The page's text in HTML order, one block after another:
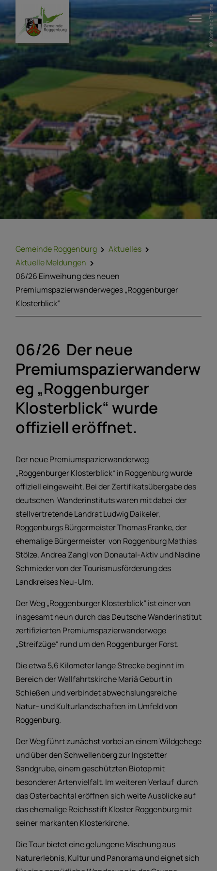
Karlheinz Thoma
Gemeinde Roggenburg
Aktuelles
Aktuelle Meldungen
06/26 Einweihung des neuen
Premiumspazierwanderweges „Roggenburger
Klosterblick“
06/26 Der neue
Premiumspazierwanderw
eg „Roggenburger
Klosterblick“ wurde
offiziell eröffnet.
Der neue Premiumspazierwanderweg
„Roggenburger Klosterblick“ in Roggenburg wurde
offiziell eingeweiht. Bei der Zertifikatsübergabe des
deutschen Wanderinstituts waren mit dabei der
stellvertretende Landrat Ludwig Daikeler,
Roggenburgs Bürgermeister Thomas Franke, der
ehemalige Bürgermeister von Roggenburg Mathias
Stölze, Andrea Zangl von Donautal-Aktiv und Nadine
Schmieder von der Tourismusförderung des
Landkreises Neu-Ulm.
Der Weg „Roggenburger Klosterblick“ ist einer von
insgesamt neun durch das Deutsche Wanderinstitut
zertifizierten Premiumspazierwanderwege
„Streifzüge“ rund um den Roggenburger Forst.
Die etwa 5,6 Kilometer lange Strecke beginnt im
Bereich der Wallfahrtskirche Mariä Geburt in
Schießen und verbindet abwechslungsreiche
Natur- und Kulturlandschaften im Umfeld von
Roggenburg.
Der Weg führt zunächst vorbei an einem Wildgehege
und über den Schwellenberg zur Ingstetter
Sandgrube, einem geschützten Biotop mit
besonderer Artenvielfalt. Im weiteren Verlauf durch
das Osterbachtal eröffnen sich weite Ausblicke auf
das ehemalige Reichsstift Kloster Roggenburg mit
seiner markanten Klosterkirche.
Die Tour bietet eine gelungene Mischung aus
Naturerlebnis, Kultur und Panorama und eignet sich